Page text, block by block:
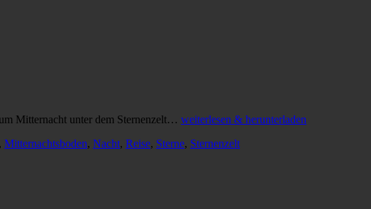
Mitternacht unter dem Sternenzelt… weiterlesen & herunterladen
, Mitternachtsboden, Nacht, Reise, Sterne, Sternenzelt